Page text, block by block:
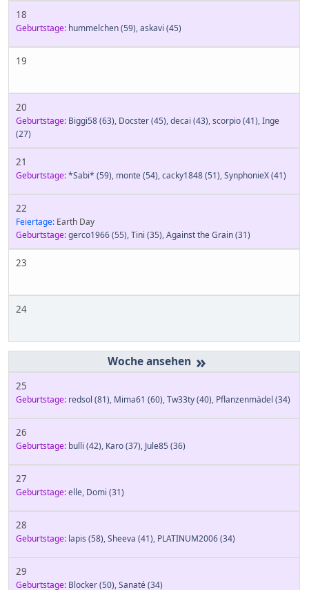
18
Geburtstage: hummelchen(59),askavi (45)
19
20
Geburtstage: Biggi58(63), Docster(45),decai (43),scorpio(41),Inge
(27)
21
Geburtstage:*Sabi* (59), monte(54),cacky1848(51),SynphonieX(41)
22
Feiertage: Earth Day
Geburtstage:gerco1966(55),Tini (35),Against the Grain(31)
23
24
»
25
Geburtstage: redsol (81), Mima61 (60),Tw33ty(40), Pflanzenmädel (34)
26
Geburtstage: bulli (42), Karo(37), Jule85 (36)
27
Geburtstage:elle, Domi (31)
28
Geburtstage: lapis (58),Sheeva (41), PLATINUM2006(34)
29
Geburtstage: Blocker(50),Sanaté(34)